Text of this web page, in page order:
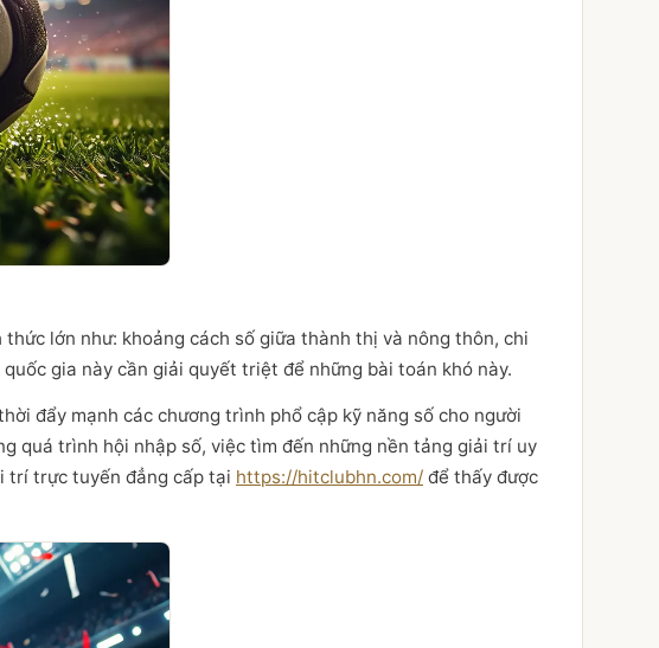
lớn như: khoảng cách số giữa thành thị và nông thôn, chi
quốc gia này cần giải quyết triệt để những bài toán khó này.
đẩy mạnh các chương trình phổ cập kỹ năng số cho người
quá trình hội nhập số, việc tìm đến những nền tảng giải trí uy
trí trực tuyến đẳng cấp tại https://hitclubhn.com/ để thấy được